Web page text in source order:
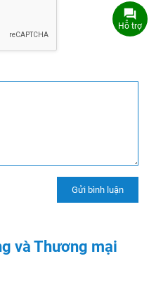
và Thương mại
Hỗ trợ